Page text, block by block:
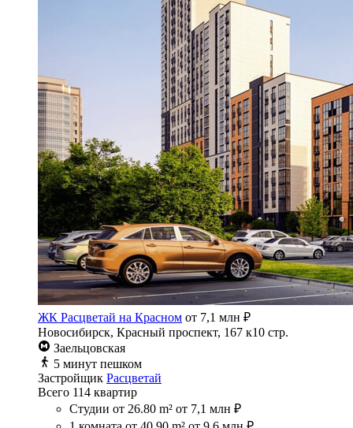
ЖК Расцветай на Красном от 7,1 млн ₽
Новосибирск, Красный проспект, 167 к10 стр.
Заельцовская
5 минут пешком
Застройщик Расцветай
Всего 114 квартир
Студии от 26.80 m² от 7,1 млн ₽